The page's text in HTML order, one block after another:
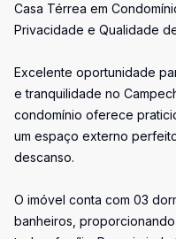
Casa Térrea em
Privacidade e Qualidade
Excelente oportunidade
e tranquilidade no
condomínio oferece
um espaço externo
descanso.
O imóvel conta com 03
banheiros,